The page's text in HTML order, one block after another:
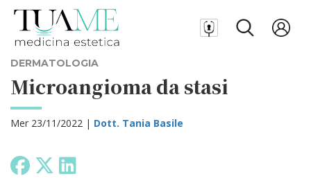
DERMATOLOGIA
Microangioma da stasi
Mer 23/11/2022 | Dott. Tania Basile